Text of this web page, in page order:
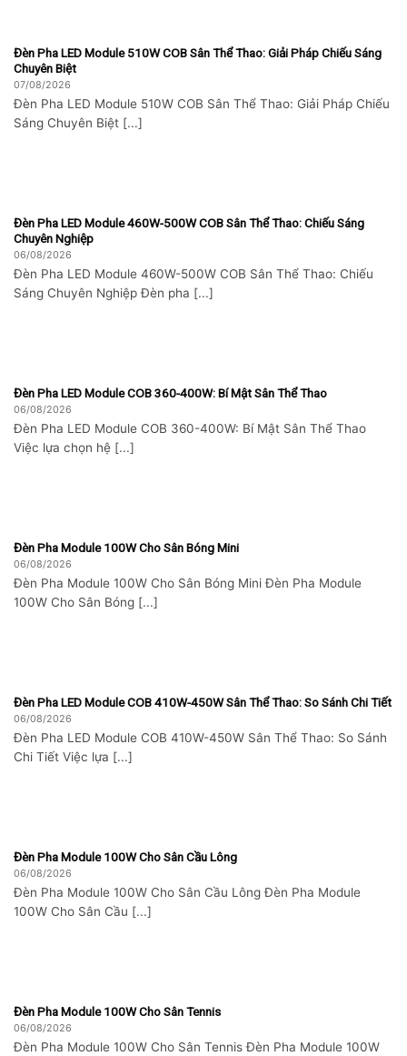
Đèn Pha LED Module 510W COB Sân Thể Thao: Giải Pháp Chiếu Sáng
Chuyên Biệt
07/08/2026
Đèn Pha LED Module 510W COB Sân Thể Thao: Giải Pháp Chiếu
Sáng Chuyên Biệt [...]
Đèn Pha LED Module 460W-500W COB Sân Thể Thao: Chiếu Sáng
Chuyên Nghiệp
06/08/2026
Đèn Pha LED Module 460W-500W COB Sân Thể Thao: Chiếu
Sáng Chuyên Nghiệp Đèn pha [...]
Đèn Pha LED Module COB 360-400W: Bí Mật Sân Thể Thao
06/08/2026
Đèn Pha LED Module COB 360-400W: Bí Mật Sân Thể Thao
Việc lựa chọn hệ [...]
Đèn Pha Module 100W Cho Sân Bóng Mini
06/08/2026
Đèn Pha Module 100W Cho Sân Bóng Mini Đèn Pha Module
100W Cho Sân Bóng [...]
Đèn Pha LED Module COB 410W-450W Sân Thể Thao: So Sánh Chi Tiết
06/08/2026
Đèn Pha LED Module COB 410W-450W Sân Thể Thao: So Sánh
Chi Tiết Việc lựa [...]
Đèn Pha Module 100W Cho Sân Cầu Lông
06/08/2026
Đèn Pha Module 100W Cho Sân Cầu Lông Đèn Pha Module
100W Cho Sân Cầu [...]
Đèn Pha Module 100W Cho Sân Tennis
06/08/2026
Đèn Pha Module 100W Cho Sân Tennis Đèn Pha Module 100W